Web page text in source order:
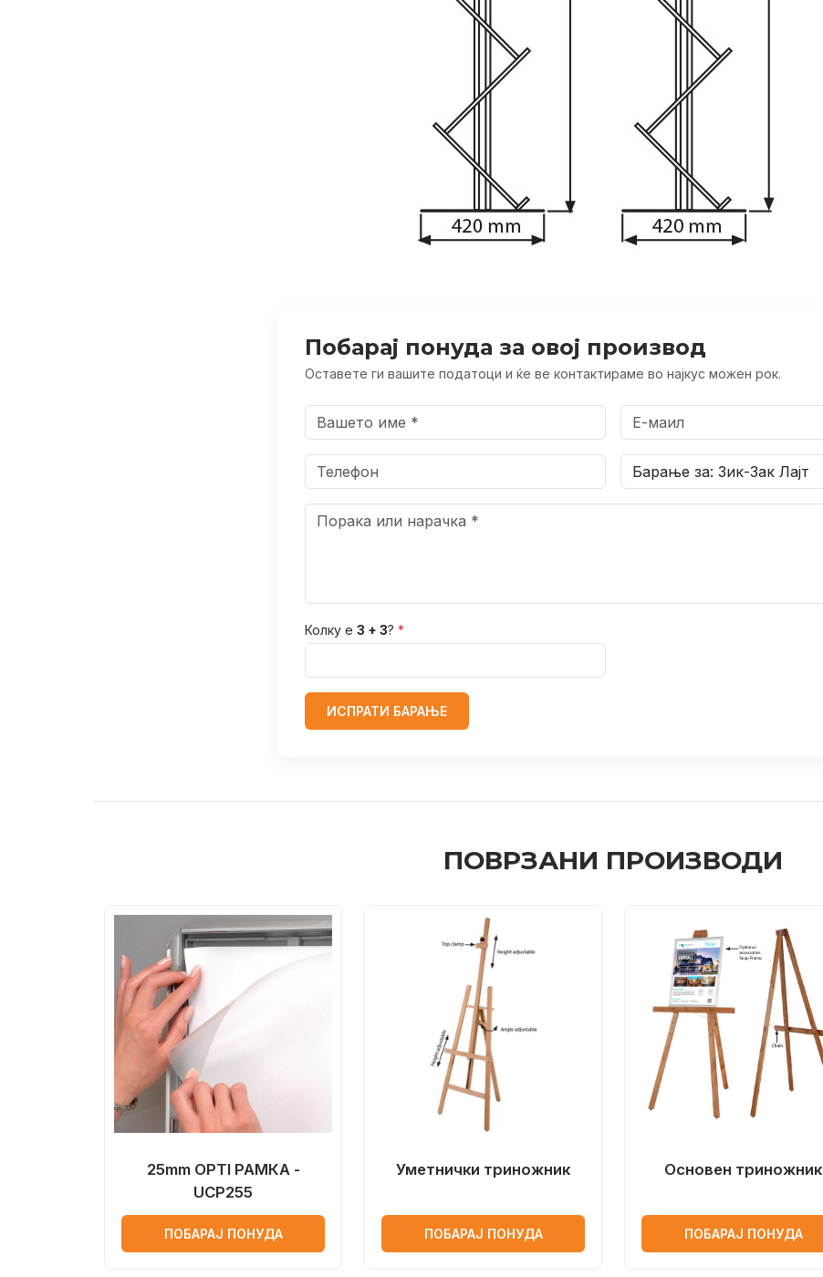
Побарај понуда за овој производ
Оставете ги вашите податоци и ќе ве контактираме во најкус можен рок.
Колку е 3 + 3? *
ИСПРАТИ БАРАЊЕ
ПОВРЗАНИ ПРОИЗВОДИ
25mm OPTI РАМКА -
UCP255
ПОБАРАЈ ПОНУДА
Уметнички триножник
ПОБАРАЈ ПОНУДА
Основен триножник
ПОБАРАЈ ПОНУДА